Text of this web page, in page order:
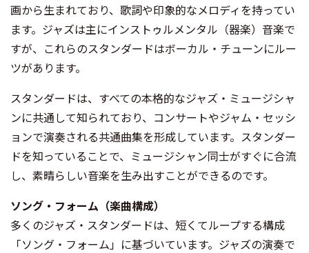
画から生まれており、歌詞や印象的なメロディを持ってい
ます。ジャズは主にインストゥルメンタル（器楽）音楽で
すが、これらのスタンダードはボーカル・チューンにルー
ツがあります。
スタンダードは、すべての本格的なジャズ・ミュージシャ
ンに共通して知られており、コンサートやジャム・セッシ
ョンで演奏される共通曲集を形成しています。スタンダー
ドを知っていることで、ミュージシャン同士がすぐに合流
し、素晴らしい音楽を生み出すことができるのです。
ソング・フォーム（楽曲構成）
多くのジャズ・スタンダードは、短くてループする構成
「ソング・フォーム」に基づいています。ジャズの演奏で